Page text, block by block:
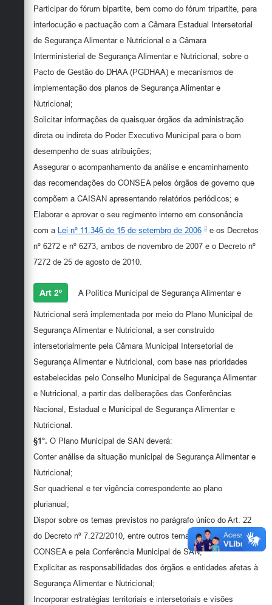
Participar do fórum bipartite, bem como do fórum tripartite, para
interlocução e pactuação com a Câmara Estadual Intersetorial
de Segurança Alimentar e Nutricional e a Câmara
Interministerial de Segurança Alimentar e Nutricional, sobre o
Pacto de Gestão do DHAA (PGDHAA) e mecanismos de
implementação dos planos de Segurança Alimentar e
Nutricional;
Solicitar informações de quaisquer órgãos da administração
direta ou indireta do Poder Executivo Municipal para o bom
desempenho de suas atribuições;
Assegurar o acompanhamento da análise e encaminhamento
das recomendações do CONSEA pelos órgãos de governo que
compõem a CAISAN apresentando relatórios periódicos; e
Elaborar e aprovar o seu regimento interno em consonância
com a Lei nº 11.346 de 15 de setembro de 2006
e os Decretos
nº 6272 e nº 6273, ambos de novembro de 2007 e o Decreto nº
7272 de 25 de agosto de 2010.
Art 2º A Política Municipal de Segurança Alimentar e
Nutricional será implementada por meio do Plano Municipal de
Segurança Alimentar e Nutricional, a ser construído
intersetorialmente pela Câmara Municipal Intersetorial de
Segurança Alimentar e Nutricional, com base nas prioridades
estabelecidas pelo Conselho Municipal de Segurança Alimentar
e Nutricional, a partir das deliberações das Conferências
Nacional, Estadual e Municipal de Segurança Alimentar e
Nutricional.
§1°. O Plano Municipal de SAN deverá:
Conter análise da situação municipal de Segurança Alimentar e
Nutricional;
Ser quadrienal e ter vigência correspondente ao plano
plurianual;
Dispor sobre os temas previstos no parágrafo único do Art. 22
do Decreto nº 7.272/2010, entre outros temas apontados pelo
CONSEA e pela Conferência Municipal de SAN;
Explicitar as responsabilidades dos órgãos e entidades afetas à
Segurança Alimentar e Nutricional;
Incorporar estratégias territoriais e intersetoriais e visões